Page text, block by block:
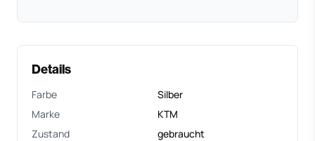
Details
Farbe
Silber
Marke
KTM
Zustand
gebraucht